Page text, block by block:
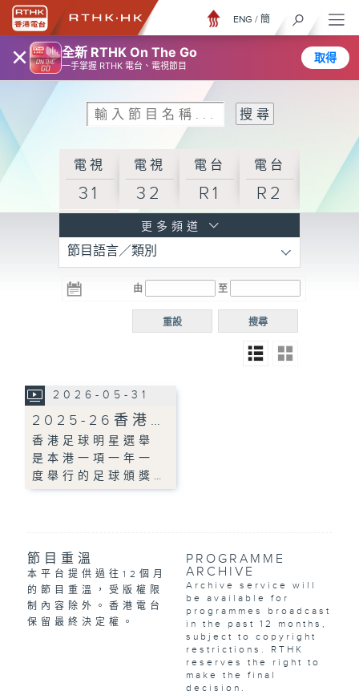
× 全新 RTHK On The Go
一手掌握 RTHK 電台、電視節目
取得
ENG / 簡
電視
31
電視
32
電台
R1
電台
R2
R3
電台 電台
R5
電台
普通
更多頻道
節目語言／類別
由 至
搜尋
重設
2026-05-31
2025-26香港…
香港足球明星選舉
是本港一項一年一
度舉行的足球頒獎…
節目重溫
本平台提供過往12個月
的節目重溫，受版權限
制內容除外。香港電台
保留最終決定權。
PROGRAMME
ARCHIVE
Archive service will
be available for
programmes broadcast
in the past 12 months,
subject to copyright
restrictions. RTHK
reserves the right to
make the final
decision.